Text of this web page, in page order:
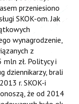
przeniesiono
SKOK-om. Jak
wynagrodzenie,
z
mln zł. Politycy i
dziennikarzy, brali
r. SKOK-i
że od 2014